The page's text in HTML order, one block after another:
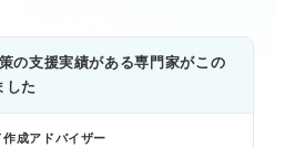
の支援実績がある専門家がこの
した
成アドバイザー